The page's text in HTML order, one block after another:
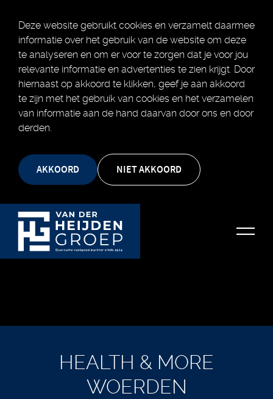
Deze website gebruikt cookies en verzamelt daarmee
informatie over het gebruik van de website om deze
te analyseren en om er voor te zorgen dat je voor jou
relevante informatie en advertenties te zien krijgt. Door
hiernaast op akkoord te klikken, geef je aan akkoord
te zijn met het gebruik van cookies en het verzamelen
van informatie aan de hand daarvan door ons en door
derden.
AKKOORD NIET AKKOORD
HEALTH & MORE
WOERDEN